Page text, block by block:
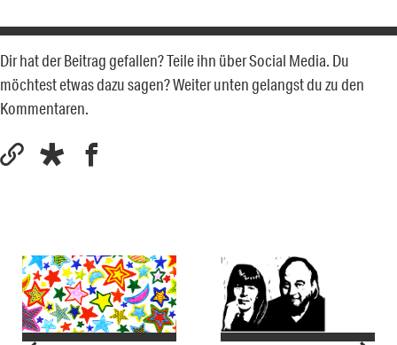
Dir hat der Beitrag gefallen? Teile ihn über Social Media. Du
möchtest etwas dazu sagen? Weiter unten gelangst du zu den
Kommentaren.